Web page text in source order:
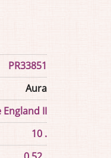
PR33851
Aura
England II
10 .